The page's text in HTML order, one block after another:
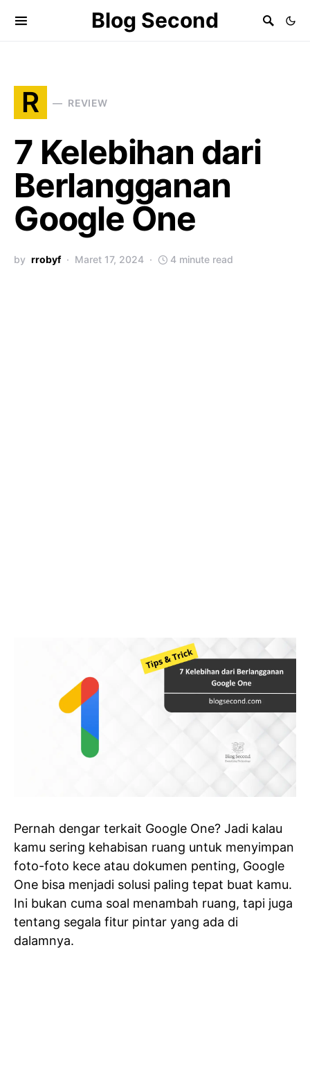
Blog Second
R REVIEW
7 Kelebihan dari
Berlangganan
Google One
by rrobyf Maret 17, 2024 4 minute read
Pernah dengar terkait Google One? Jadi kalau
kamu sering kehabisan ruang untuk menyimpan
foto-foto kece atau dokumen penting, Google
One bisa menjadi solusi paling tepat buat kamu.
Ini bukan cuma soal menambah ruang, tapi juga
tentang segala fitur pintar yang ada di
dalamnya.